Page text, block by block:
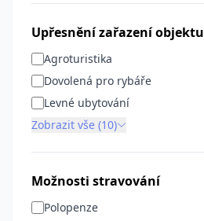
Upřesnění zařazení objektu
Agroturistika
Dovolená pro rybáře
Levné ubytování
Zobrazit vše (10)
Možnosti stravování
Polopenze